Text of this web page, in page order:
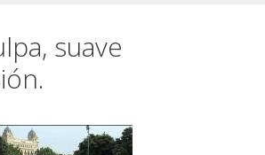
suave